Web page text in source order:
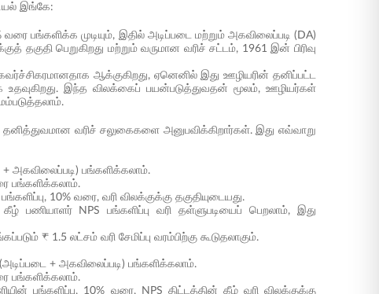
இங்கே:
பங்களிக்க முடியும், இதில் அடிப்படை மற்றும் அகவிலைப்படி (DA)
தகுதி பெறுகிறது மற்றும் வருமான வரிச் சட்டம், 1961 இன் பிரிவு
ஆக்குகிறது, ஏனெனில் இது ஊழியரின் தனிப்பட்ட
உதவுகிறது. இந்த விலக்கைப் பயன்படுத்துவதன் மூலம், ஊழியர்கள்
தனித்துவமான வரிச் சலுகைகளை அனுபவிக்கிறார்கள். இது எவ்வாறு
அகவிலைப்படி) பங்களிக்கலாம்.
பங்களிக்கலாம்.
10% வரை, வரி விலக்குக்கு தகுதியுடையது.
பணியாளர் NPS பங்களிப்பு வரி தள்ளுபடியைப் பெறலாம், இது
₹ 1.5 லட்சம் வரி சேமிப்பு வரம்பிற்கு கூடுதலாகும்.
+ அகவிலைப்படி) பங்களிக்கலாம்.
பங்களிக்கலாம்.
பங்களிப்பு, 10% வரை, NPS திட்டத்தின் கீழ் வரி விலக்குக்கு